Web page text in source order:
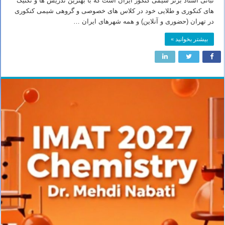
های کنکوری و طلایی خود در کلاس های خصوصی و گروهی شیمی کنکوری
در تهران (حضوری و آنلاین) و همه شهرهای ایران …
بیشتر بخوانید »